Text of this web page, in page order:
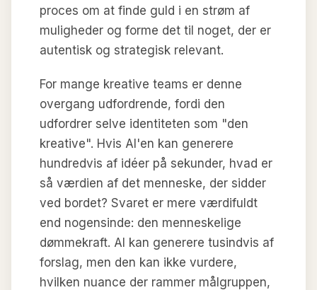
proces om at finde guld i en strøm af
muligheder og forme det til noget, der er
autentisk og strategisk relevant.
For mange kreative teams er denne
overgang udfordrende, fordi den
udfordrer selve identiteten som "den
kreative". Hvis AI'en kan generere
hundredvis af idéer på sekunder, hvad er
så værdien af det menneske, der sidder
ved bordet? Svaret er mere værdifuldt
end nogensinde: den menneskelige
dømmekraft. AI kan generere tusindvis af
forslag, men den kan ikke vurdere,
hvilken nuance der rammer målgruppen,